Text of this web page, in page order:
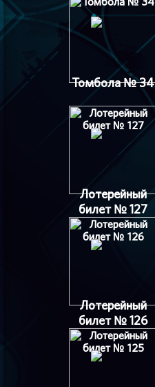
Томбола № 34
Лотерейный
билет № 127
Лотерейный
билет № 126